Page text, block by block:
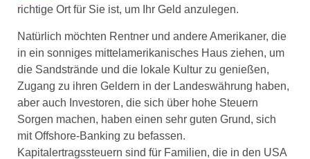
richtige Ort für Sie ist, um Ihr Geld anzulegen.
Natürlich möchten Rentner und andere Amerikaner, die
in ein sonniges mittelamerikanisches Haus ziehen, um
die Sandstrände und die lokale Kultur zu genießen,
Zugang zu ihren Geldern in der Landeswährung haben,
aber auch Investoren, die sich über hohe Steuern
Sorgen machen, haben einen sehr guten Grund, sich
mit Offshore-Banking zu befassen.
Kapitalertragssteuern sind für Familien, die in den USA